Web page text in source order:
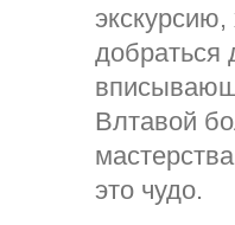
добраться
Влтавой
это чудо.